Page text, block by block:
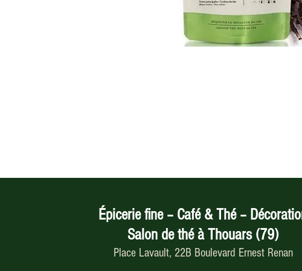
Épicerie fine – Café & Thé –
Salon de thé à Thouars (79)
Place Lavault, 22B Boulevard Ernest Renan